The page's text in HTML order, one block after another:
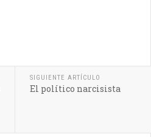
SIGUIENTE ARTÍCULO
El político narcisista